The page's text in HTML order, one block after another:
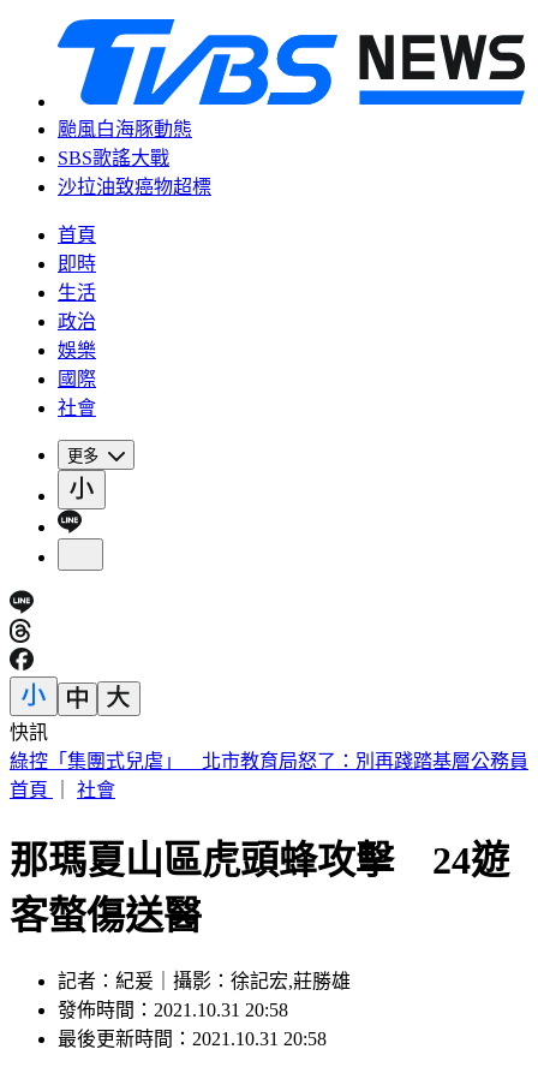
颱風白海豚動態
SBS歌謠大戰
沙拉油致癌物超標
首頁
即時
生活
政治
娛樂
國際
社會
更多
快訊
不甩藍白未來帳戶？賴清德：成長津貼已編入預算
首頁
社會
那瑪夏山區虎頭蜂攻擊 24遊
客螫傷送醫
記者：紀爰｜攝影：徐記宏,莊勝雄
發佈時間：2021.10.31 20:58
最後更新時間：2021.10.31 20:58